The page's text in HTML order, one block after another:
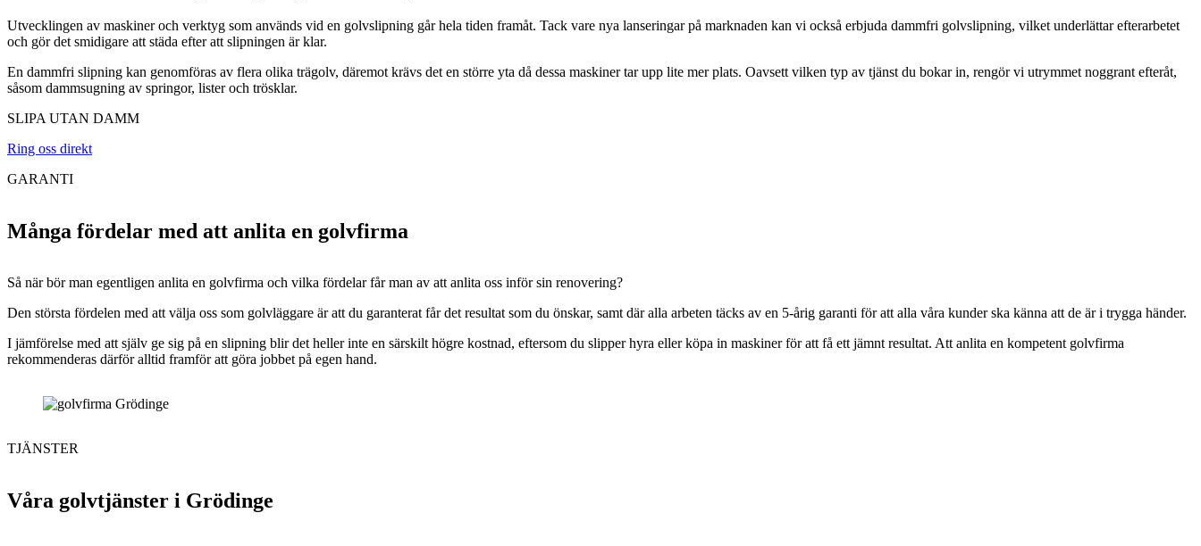
Utvecklingen av maskiner och verktyg som används vid en golvslipning går hela tiden framåt. Tack vare nya lanseringar på marknaden kan vi också erbjuda dammfri golvslipning, vilket underlättar efterarbetet
och gör det smidigare att städa efter att slipningen är klar.
En dammfri slipning kan genomföras av flera olika trägolv, däremot krävs det en större yta då dessa maskiner tar upp lite mer plats. Oavsett vilken typ av tjänst du bokar in, rengör vi utrymmet noggrant efteråt,
såsom dammsugning av springor, lister och trösklar.
SLIPA UTAN DAMM
Ring oss direkt
Många fördelar med att anlita en golvfirma
Så när bör man egentligen anlita en golvfirma och vilka fördelar får man av att anlita oss inför sin renovering?
Den största fördelen med att välja oss som golvläggare är att du garanterat får det resultat som du önskar, samt där alla arbeten täcks av en 5-årig garanti för att alla våra kunder ska känna att de är i trygga händer.
I jämförelse med att själv ge sig på en slipning blir det heller inte en särskilt högre kostnad, eftersom du slipper hyra eller köpa in maskiner för att få ett jämnt resultat. Att anlita en kompetent golvfirma
rekommenderas därför alltid framför att göra jobbet på egen hand.
GARANTI
Våra golvtjänster i Grödinge
TJÄNSTER